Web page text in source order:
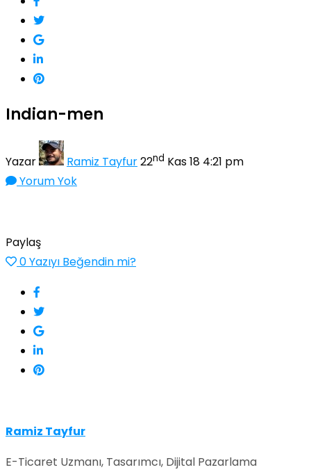
Indian-men
Yazar Ramiz Tayfur22nd Kas 18 4:21 pm
Yorum Yok
Paylaş
0Yazıyı Beğendin mi?
Ramiz Tayfur
E-Ticaret Uzmanı, Tasarımcı, Dijital Pazarlama